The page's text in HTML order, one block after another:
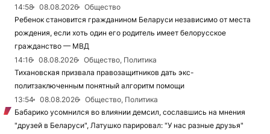
14:58
08.08.2026
Общество
Ребенок становится гражданином Беларуси независимо от места
рождения, если хоть один его родитель имеет белорусское
гражданство — МВД
14:16
08.08.2026
Общество, Политика
Тихановская призвала правозащитников дать экс-
политзаключенным понятный алгоритм помощи
13:54
08.08.2026
Общество, Политика
Бабарико усомнился во влиянии демсил, сославшись на мнения
"друзей в Беларуси", Латушко парировал: "У нас разные друзья"